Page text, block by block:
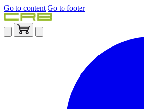
Go to content Go to footer